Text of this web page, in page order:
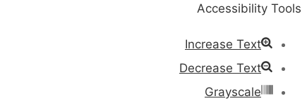
Accessibility Tools
Increase Text
Decrease Text
Grayscale